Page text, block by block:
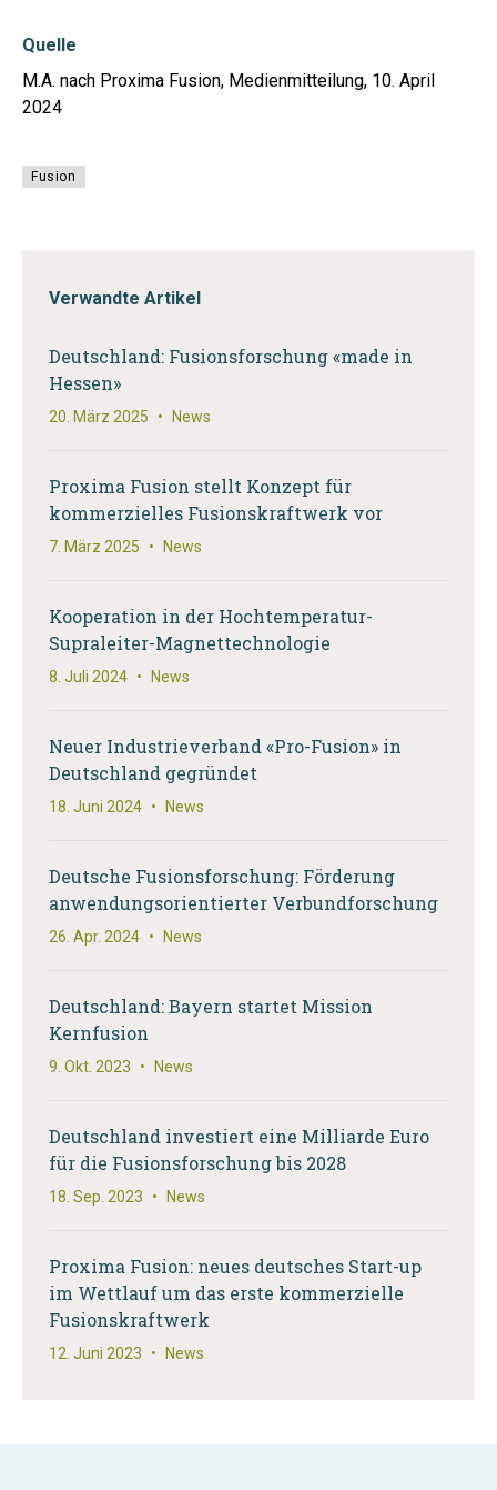
Quelle
M.A. nach Proxima Fusion, Medienmitteilung, 10. April
2024
Fusion
Verwandte Artikel
Deutschland: Fusionsforschung «made in
Hessen»
20. März 2025 • News
Proxima Fusion stellt Konzept für
kommerzielles Fusionskraftwerk vor
7. März 2025 • News
Kooperation in der Hochtemperatur-
Supraleiter-Magnettechnologie
8. Juli 2024 • News
Neuer Industrieverband «Pro-Fusion» in
Deutschland gegründet
18. Juni 2024 • News
Deutsche Fusionsforschung: Förderung
anwendungsorientierter Verbundforschung
26. Apr. 2024 • News
Deutschland: Bayern startet Mission
Kernfusion
9. Okt. 2023 • News
Deutschland investiert eine Milliarde Euro
für die Fusionsforschung bis 2028
18. Sep. 2023 • News
Proxima Fusion: neues deutsches Start-up
im Wettlauf um das erste kommerzielle
Fusionskraftwerk
12. Juni 2023 • News